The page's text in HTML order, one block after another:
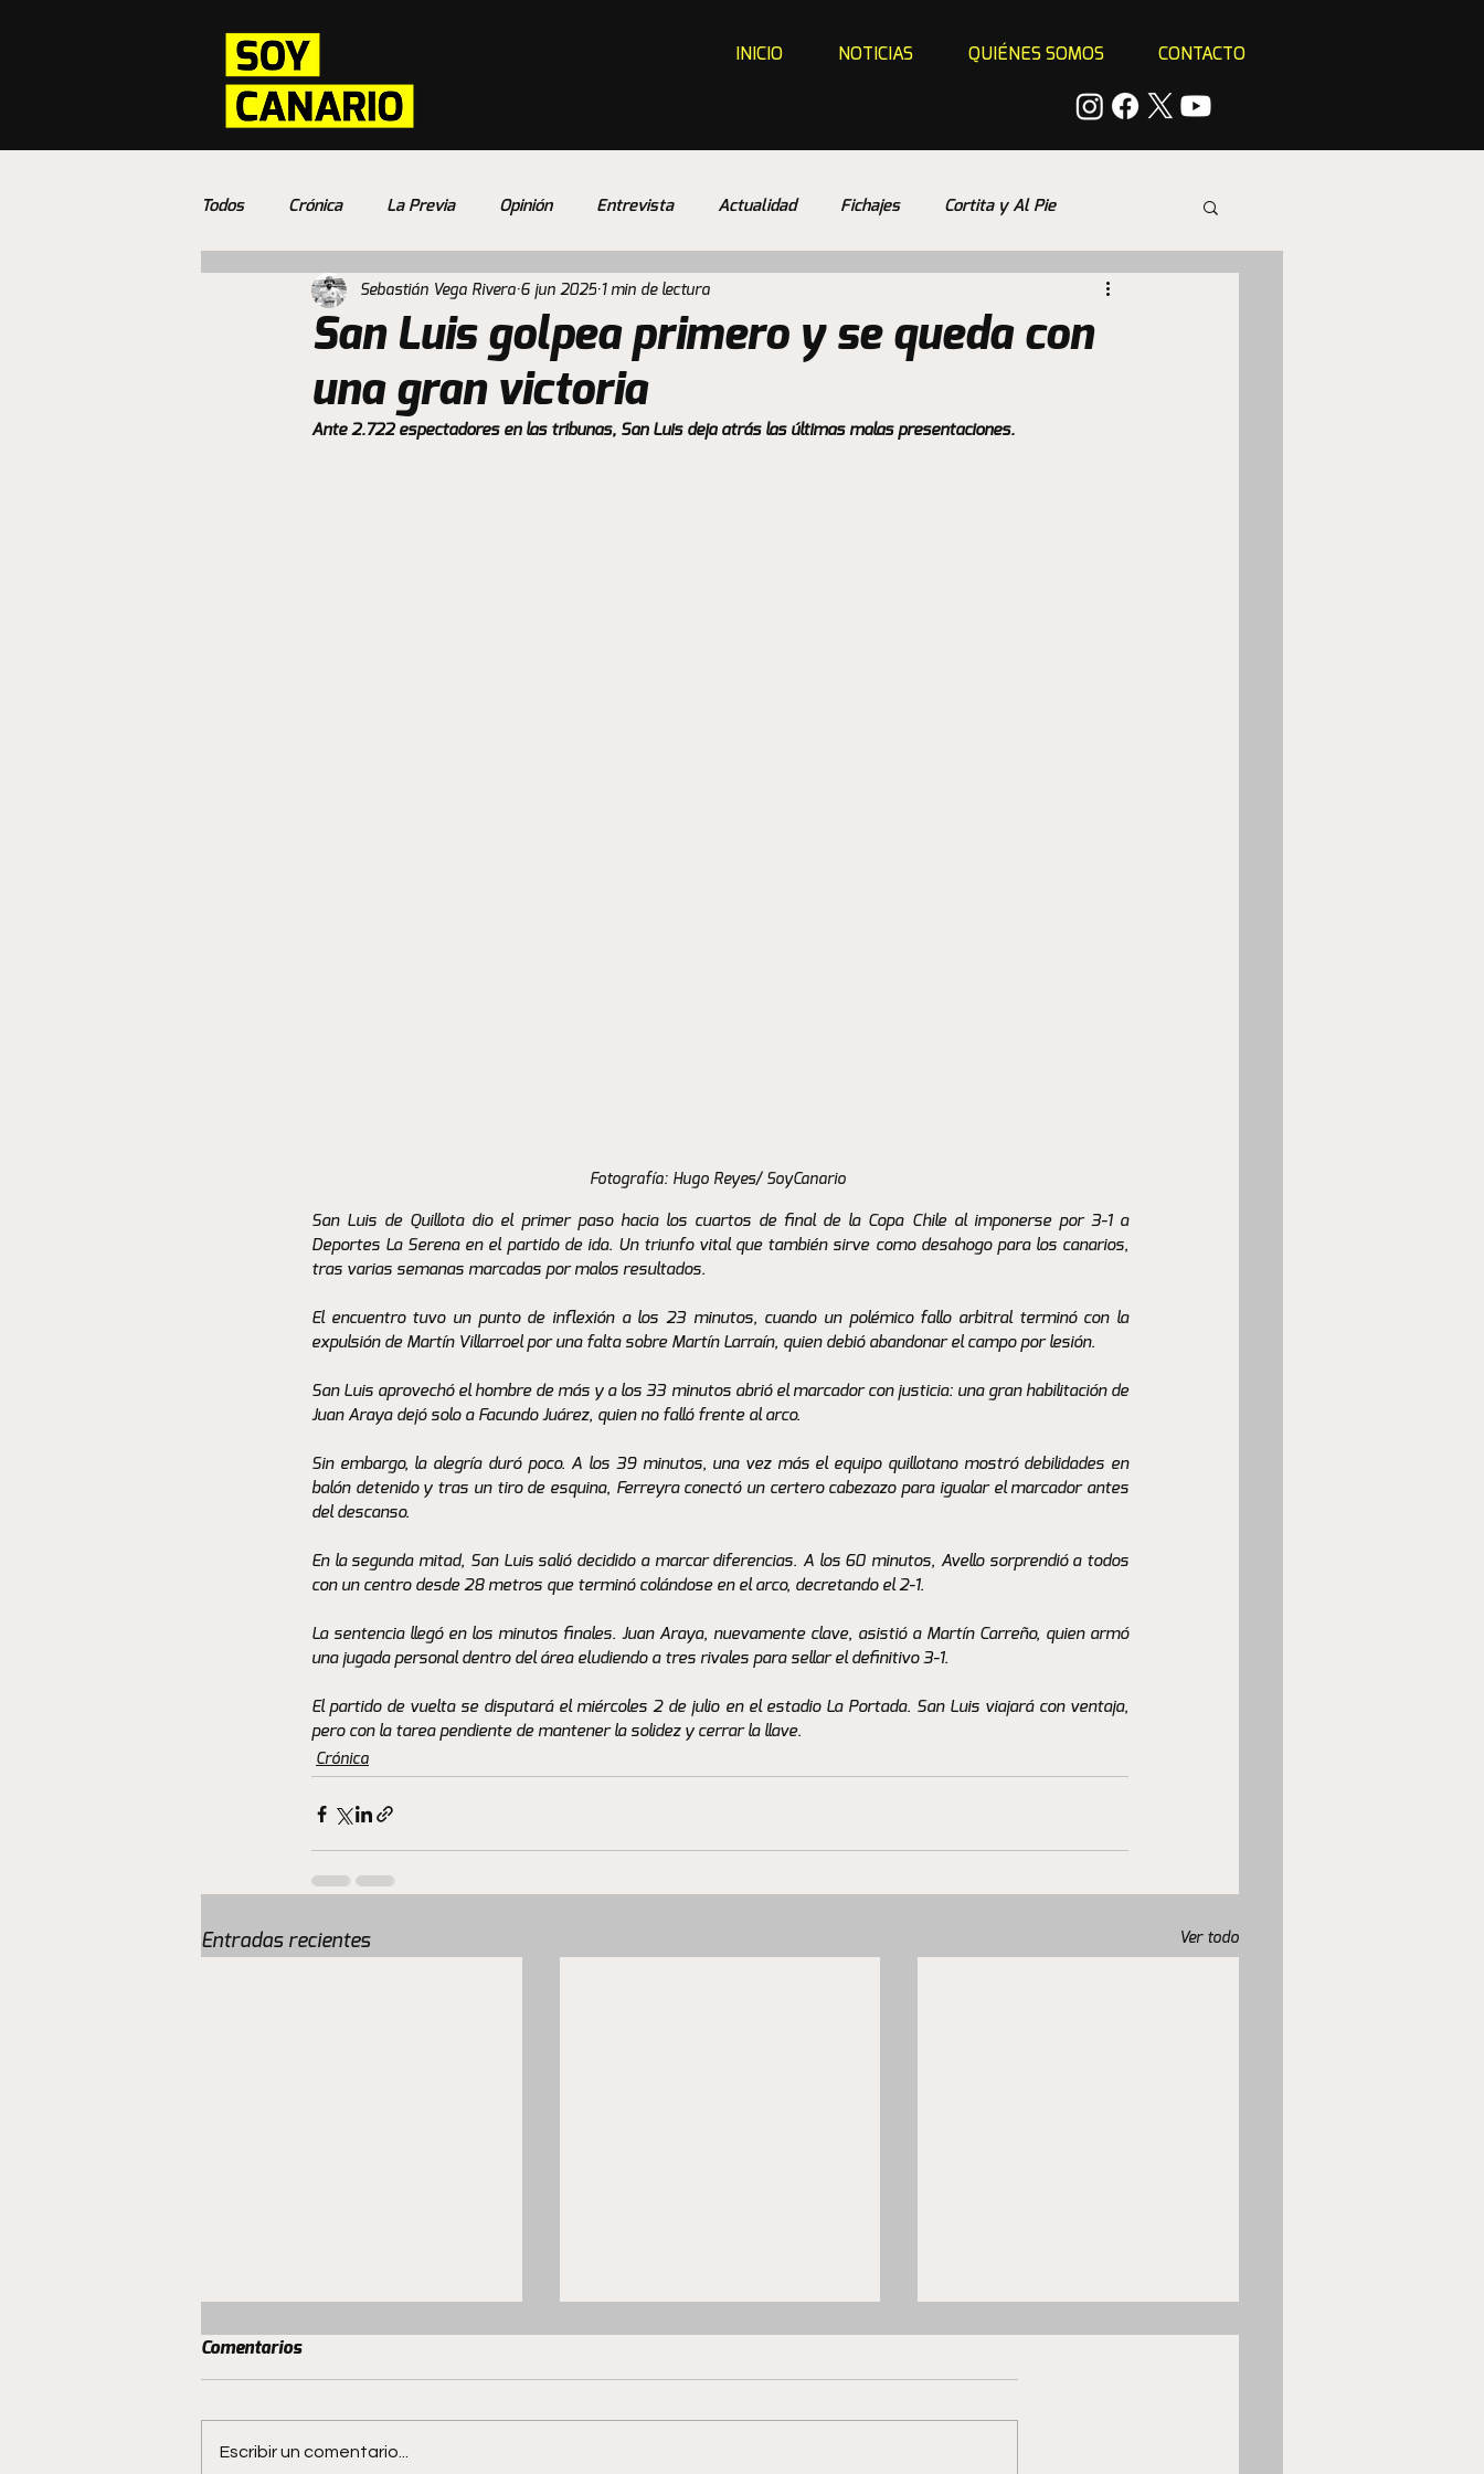
INICIO NOTICIAS QUIÉNES SOMOS CONTACTO
Todos Crónica La Previa Opinión Entrevista Actualidad Fichajes Cortita y Al Pie
San Luis golpea primero y se queda con
una gran victoria
Sebastián Vega Rivera 6 jun 2025 1 min de lectura
Ante 2.722 espectadores en las tribunas, San Luis deja atrás las últimas malas presentaciones.
Fotografía: Hugo Reyes/ SoyCanario
San Luis de Quillota dio el primer paso hacia los cuartos de final de la Copa Chile al imponerse por 3-1 a
Deportes La Serena en el partido de ida. Un triunfo vital que también sirve como desahogo para los canarios,
tras varias semanas marcadas por malos resultados.
El encuentro tuvo un punto de inflexión a los 23 minutos, cuando un polémico fallo arbitral terminó con la
expulsión de Martín Villarroel por una falta sobre Martín Larraín, quien debió abandonar el campo por lesión.
San Luis aprovechó el hombre de más y a los 33 minutos abrió el marcador con justicia: una gran habilitación de
Juan Araya dejó solo a Facundo Juárez, quien no falló frente al arco.
Sin embargo, la alegría duró poco. A los 39 minutos, una vez más el equipo quillotano mostró debilidades en
balón detenido y tras un tiro de esquina, Ferreyra conectó un certero cabezazo para igualar el marcador antes
del descanso.
En la segunda mitad, San Luis salió decidido a marcar diferencias. A los 60 minutos, Avello sorprendió a todos
con un centro desde 28 metros que terminó colándose en el arco, decretando el 2-1.
La sentencia llegó en los minutos finales. Juan Araya, nuevamente clave, asistió a Martín Carreño, quien armó
una jugada personal dentro del área eludiendo a tres rivales para sellar el definitivo 3-1.
El partido de vuelta se disputará el miércoles 2 de julio en el estadio La Portada. San Luis viajará con ventaja,
pero con la tarea pendiente de mantener la solidez y cerrar la llave.
Crónica
Entradas recientes Ver todo
Comentarios
Escribir un comentario...